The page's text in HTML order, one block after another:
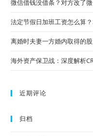
微信借钱没借条？对方改了
法定节假日加班工资怎么算？
离婚时夫妻一方婚内取得的
海外资产保卫战：深度解析
近期评论
归档